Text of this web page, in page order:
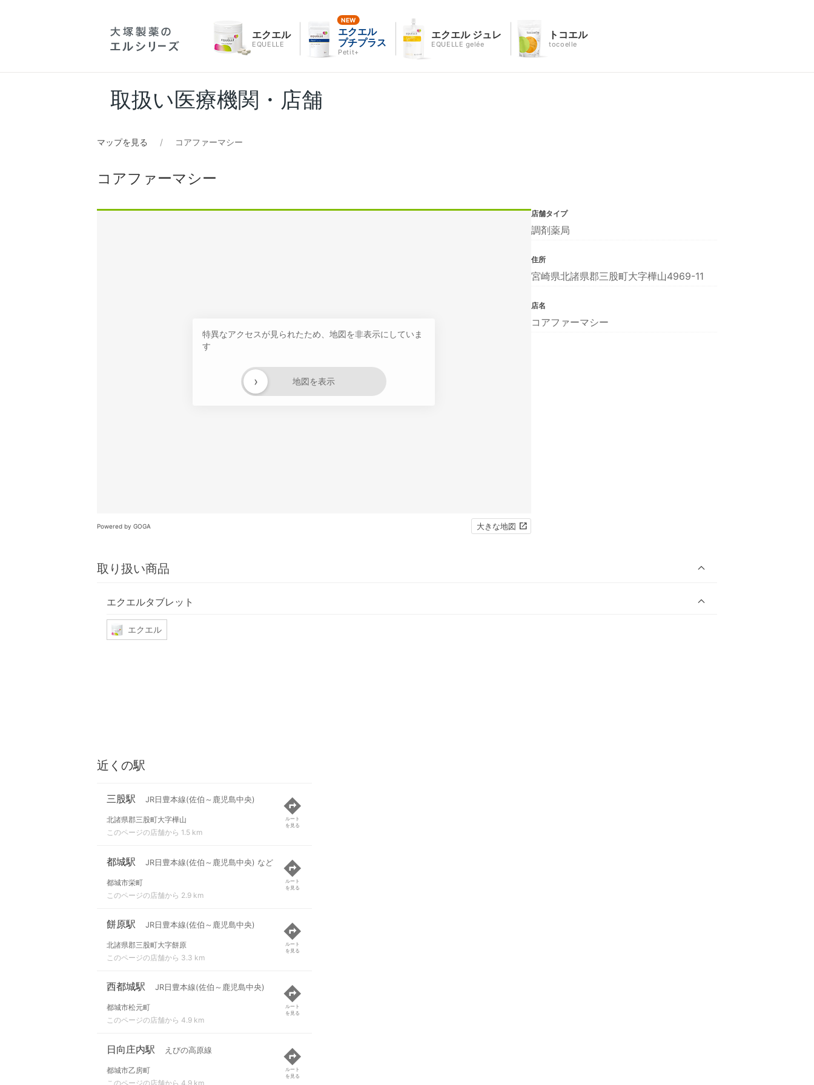
エクエル
EQUELLE
エクエル
プチプラス
Petit+
エクエル ジュレ
EQUELLE gelée
トコエル
tocoelle
取扱い医療機関・店舗
マップを見る コアファーマシー
コアファーマシー
特異なアクセスが見られたため、地図を非表示にしていま
す
地図を表示
›
Powered by GOGA 大きな地図
取り扱い商品
エクエルタブレット
エクエル
店舗タイプ
調剤薬局
住所
宮崎県北諸県郡三股町大字樺山4969-11
店名
コアファーマシー
近くの駅
三股駅 JR日豊本線(佐伯～鹿児島中央)
北諸県郡三股町大字樺山
このページの店舗から 1.5 km
ルート
を見る
都城駅 JR日豊本線(佐伯～鹿児島中央) など
都城市栄町
このページの店舗から 2.9 km
ルート
を見る
餅原駅 JR日豊本線(佐伯～鹿児島中央)
北諸県郡三股町大字餅原
このページの店舗から 3.3 km
ルート
を見る
西都城駅 JR日豊本線(佐伯～鹿児島中央)
都城市松元町
このページの店舗から 4.9 km
ルート
を見る
日向庄内駅 えびの高原線
都城市乙房町
このページの店舗から 4.9 km
ルート
を見る